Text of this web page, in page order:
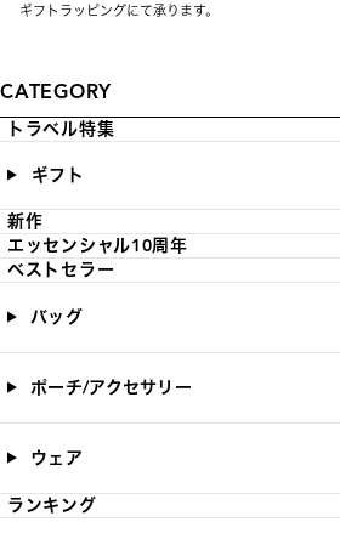
ギフトラッピングにて承ります。
CATEGORY
トラベル特集
ギフト
新作
エッセンシャル10周年
ベストセラー
バッグ
ポーチ/アクセサリー
ウェア
ランキング